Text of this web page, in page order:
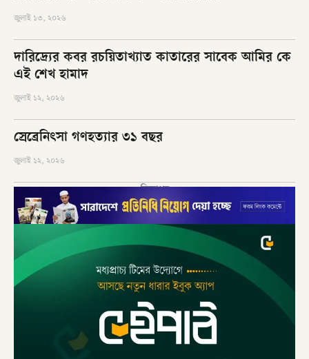
জুলাই ১৩, ২০২৬
দারিদ্র্যের কবর রচয়িতাখ্যাত কাতারের সাবেক আমির কে
এই শেখ হামাদ
জুলাই ১২, ২০২৬
স্রেব্রেনিৎসা গণহত্যার ৩১ বছর
জুলাই ১২, ২০২৬
বিজ্ঞাপন